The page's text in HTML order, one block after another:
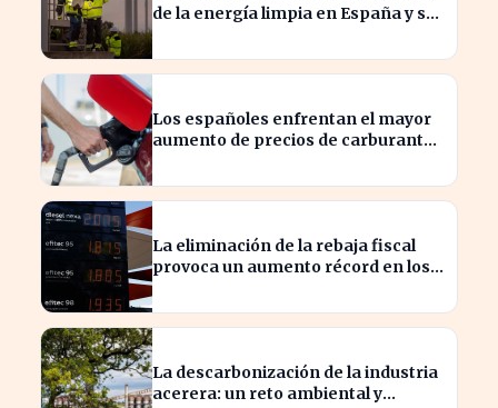
de la energía limpia en España y su
Los españoles enfrentan el mayor
aumento de precios de carburantes
La eliminación de la rebaja fiscal
provoca un aumento récord en los
La descarbonización de la industria
acerera: un reto ambiental y